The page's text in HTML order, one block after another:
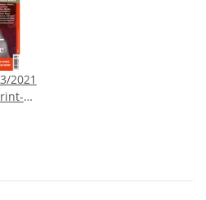
2021